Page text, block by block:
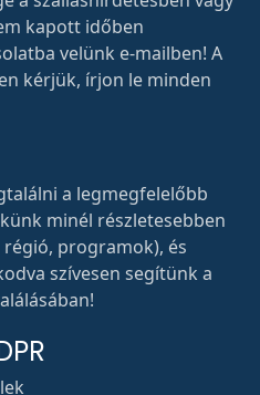
kapott időben
velünk e-mailben! A
kérjük, írjon le minden
a legmegfelelőbb
minél részletesebben
programok), és
szívesen segítünk a